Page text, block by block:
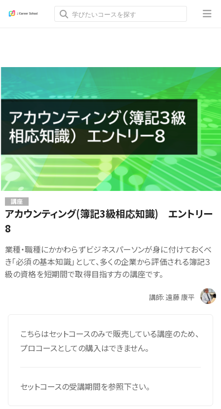
講座
アカウンティング(簿記3級相応知識) エントリー
8
業種・職種にかかわらずビジネスパーソンが身に付けておくべ
き「必須の基本知識」として、多くの企業から評価される簿記３
級の資格を短期間で取得目指す方の講座です。
講師: 遠藤 康平
こちらはセットコースのみで販売している講座のため、
プロコースとしての購入はできません。
セットコースの受講期間を参照下さい。